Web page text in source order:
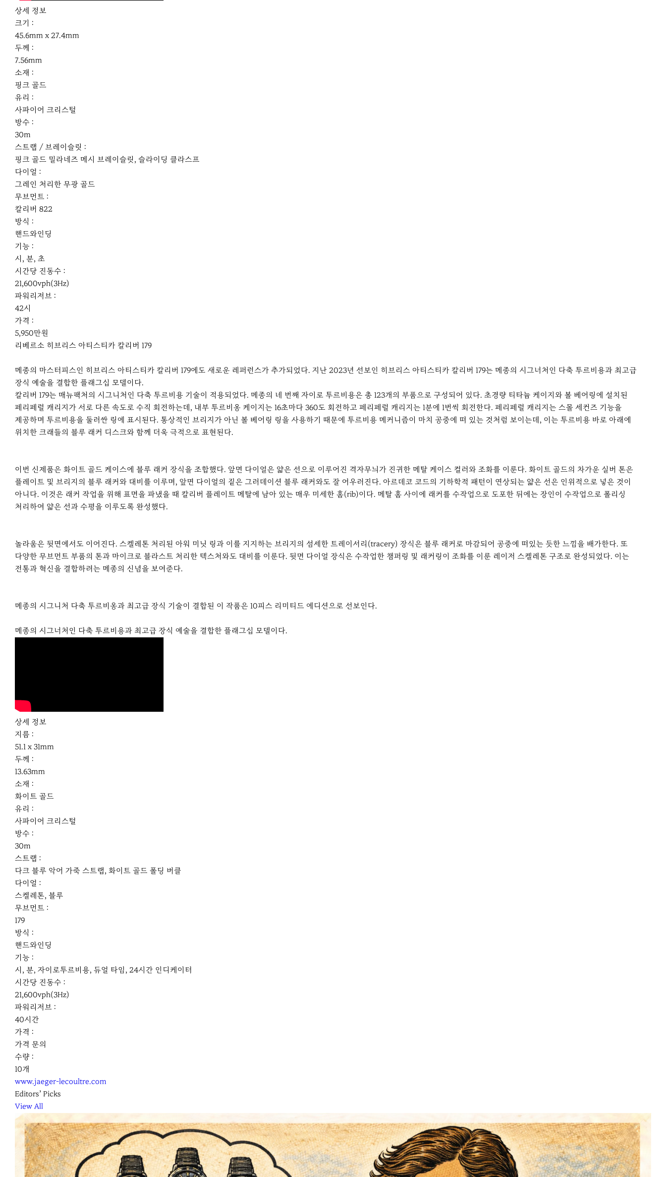
상세 정보
크기 :
45.6mm x 27.4mm
두께 :
7.56mm
소재 :
핑크 골드
유리 :
사파이어 크리스털
방수 :
30m
스트랩 / 브레이슬릿 :
핑크 골드 밀라네즈 메시 브레이슬릿, 슬라이딩 클라스프
다이얼 :
그레인 처리한 무광 골드
무브먼트 :
칼리버 822
방식 :
핸드와인딩
기능 :
시, 분, 초
시간당 진동수 :
21,600vph(3Hz)
파워리저브 :
42시
가격 :
5,950만원
리베르소 히브리스 아티스티카 칼리버 179
메종의 마스터피스인 히브리스 아티스티카 칼리버 179에도 새로운 레퍼런스가 추가되었다. 지난 2023년 선보인 히브리스 아티스티카 칼리버 179는 메종의 시그너처인 다축 투르비용과 최고급
장식 예술을 결합한 플래그십 모델이다.
칼리버 179는 매뉴팩처의 시그니처인 다축 투르비용 기술이 적용되었다. 메종의 네 번째 자이로 투르비용은 총 123개의 부품으로 구성되어 있다. 초경량 티타늄 케이지와 볼 베어링에 설치된
페리페럴 캐리지가 서로 다른 속도로 수직 회전하는데, 내부 투르비옹 케이지는 16초마다 360도 회전하고 페리페럴 캐리지는 1분에 1번씩 회전한다. 페리페럴 캐리지는 스몰 세컨즈 기능을
제공하며 투르비용을 둘러싼 링에 표시된다. 통상적인 브리지가 아닌 볼 베어링 링을 사용하기 때문에 투르비용 메커니즘이 마치 공중에 떠 있는 것처럼 보이는데, 이는 투르비용 바로 아래에
위치한 크래들의 블루 래커 디스크와 함께 더욱 극적으로 표현된다.
이번 신제품은 화이트 골드 케이스에 블루 래커 장식을 조합했다. 앞면 다이얼은 얇은 선으로 이루어진 격자무늬가 진귀한 메탈 케이스 컬러와 조화를 이룬다. 화이트 골드의 차가운 실버 톤은
플레이트 및 브리지의 블루 래커와 대비를 이루며, 앞면 다이얼의 짙은 그러데이션 블루 래커와도 잘 어우러진다. 아르데코 코드의 기하학적 패턴이 연상되는 얇은 선은 인위적으로 넣은 것이
아니다. 이것은 래커 작업을 위해 표면을 파냈을 때 칼리버 플레이트 메탈에 남아 있는 매우 미세한 홈(rib)이다. 메탈 홈 사이에 래커를 수작업으로 도포한 뒤에는 장인이 수작업으로 폴리싱
처리하여 얇은 선과 수평을 이루도록 완성했다.
놀라움은 뒷면에서도 이어진다. 스켈레톤 처리된 아워 미닛 링과 이를 지지하는 브리지의 섬세한 트레이서리(tracery) 장식은 블루 래커로 마감되어 공중에 떠있는 듯한 느낌을 배가한다. 또
다양한 무브먼트 부품의 톤과 마이크로 블라스트 처리한 텍스처와도 대비를 이룬다. 뒷면 다이얼 장식은 수작업한 챔퍼링 및 래커링이 조화를 이룬 레이저 스켈레톤 구조로 완성되었다. 이는
전통과 혁신을 결합하려는 메종의 신념을 보여준다.
메종의 시그니처 다축 투르비옹과 최고급 장식 기술이 결합된 이 작품은 10피스 리미티드 에디션으로 선보인다.
메종의 시그너처인 다축 투르비용과 최고급 장식 예술을 결합한 플래그십 모델이다.
상세 정보
지름 :
51.1 x 31mm
두께 :
13.63mm
소재 :
화이트 골드
유리 :
사파이어 크리스털
방수 :
30m
스트랩 :
다크 블루 악어 가죽 스트랩, 화이트 골드 폴딩 버클
다이얼 :
스켈레톤, 블루
무브먼트 :
179
방식 :
핸드와인딩
기능 :
시, 분, 자이로투르비용, 듀얼 타임, 24시간 인디케이터
시간당 진동수 :
21,600vph(3Hz)
파워리저브 :
40시간
가격 :
가격 문의
수량 :
10개
www.jaeger-lecoultre.com
Editors’ Picks
View All